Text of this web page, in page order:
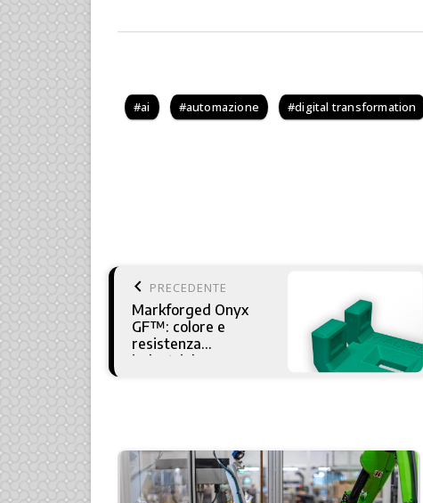
ai automazione digital transformation
keyboard_arrow_left PRECEDENTE
Markforged Onyx
GF™: colore e
resistenza
industriale